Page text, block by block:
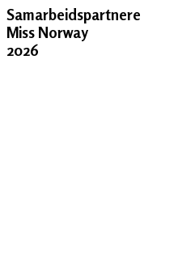
Samarbeidspartnere
Miss Norway
2026